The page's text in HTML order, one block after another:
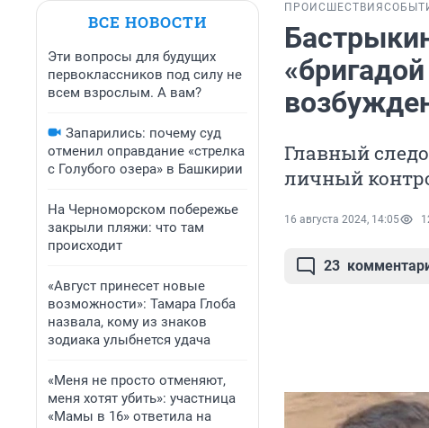
ВСЕ НОВОСТИ
Эти вопросы для будущих
первоклассников под силу не
всем взрослым. А вам?
Запарились: почему суд
отменил оправдание «стрелка
с Голубого озера» в Башкирии
На Черноморском побережье
закрыли пляжи: что там
происходит
«Август принесет новые
возможности»: Тамара Глоба
назвала, кому из знаков
зодиака улыбнется удача
«Меня не просто отменяют,
меня хотят убить»: участница
«Мамы в 16» ответила на
ПРОИСШЕСТВИЯ
Главный
личный
16 августа 2024, 14:05
23